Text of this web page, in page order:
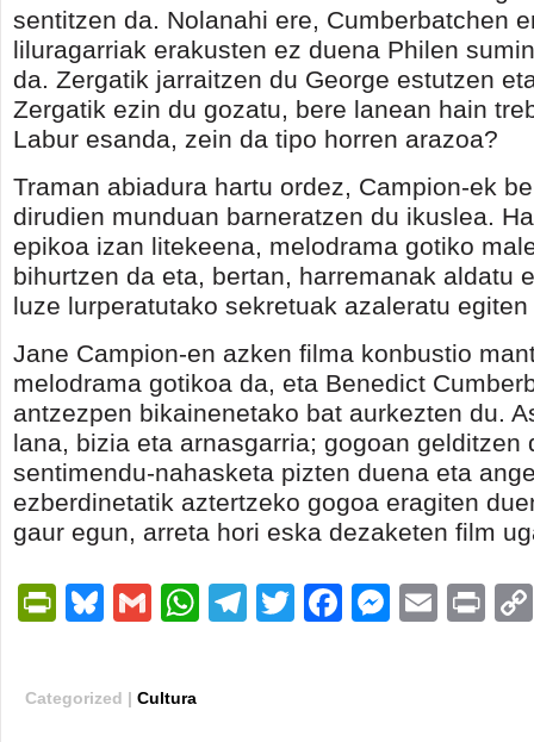
sentitzen da. Nolanahi ere, Cumberbatchen
liluragarriak erakusten ez duena Philen
da. Zergatik jarraitzen du George estutzen
Zergatik ezin du gozatu, bere lanean hain
Labur esanda, zein da tipo horren arazoa?
Traman abiadura hartu ordez, Campion-ek
dirudien munduan barneratzen du ikuslea.
epikoa izan litekeena, melodrama gotiko
bihurtzen da eta, bertan, harremanak aldatu
luze lurperatutako sekretuak azaleratu egiten
Jane Campion-en azken filma konbustio
melodrama gotikoa da, eta Benedict
antzezpen bikainenetako bat aurkezten du.
lana, bizia eta arnasgarria; gogoan gelditzen
sentimendu-nahasketa pizten duena eta
ezberdinetatik aztertzeko gogoa eragiten
gaur egun, arreta hori eska dezaketen film
PrintFriendly
Bluesky
GmailWhatsApp
Telegram
TwitterFacebook
Email
Categorized | Cultura